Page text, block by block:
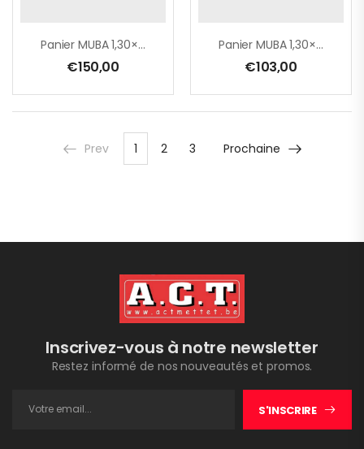
Panier MUBA 1,30×0,70×0,70 – GALVA
€150,00
Panier MUBA 1,30×0,70×0,70 – PEINT
€103,00
Prev 1 2 3 Prochaine
Inscrivez-vous à notre newsletter
Restez informé de nos nouveautés et promos.
S'INSCRIRE